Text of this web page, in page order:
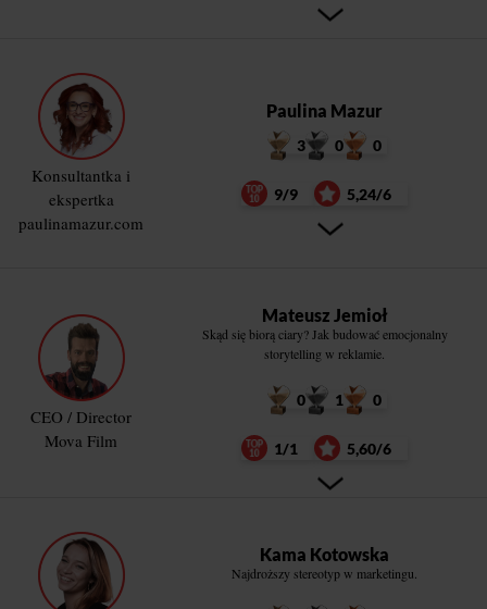
Konsultantka i
ekspertka
paulinamazur.com
Paulina Mazur
3 0 0
9/9 5,24/6
CEO / Director
Mova Film
Mateusz Jemioł
Skąd się biorą ciary? Jak budować emocjonalny
storytelling w reklamie.
0 1 0
1/1 5,60/6
Kama Kotowska
Najdroższy stereotyp w marketingu.